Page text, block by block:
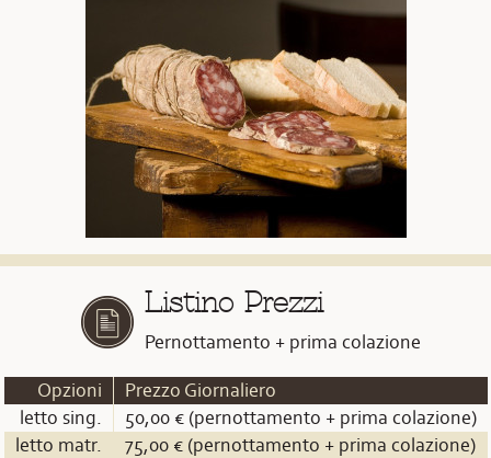
Listino Prezzi
Pernottamento + prima colazione
Opzioni
Prezzo Giornaliero
letto sing.
50,00 € (pernottamento + prima colazione)
letto matr.
75,00 € (pernottamento + prima colazione)